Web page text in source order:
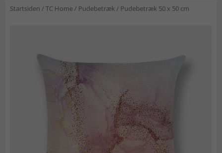
LAGT I INDKØBSKURVEN.
Startsiden /TC Home/ Pudebetræk / Pudebetræk 50 x 50 cm